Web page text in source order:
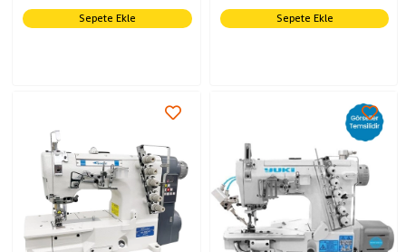
Sepete Ekle Sepete Ekle